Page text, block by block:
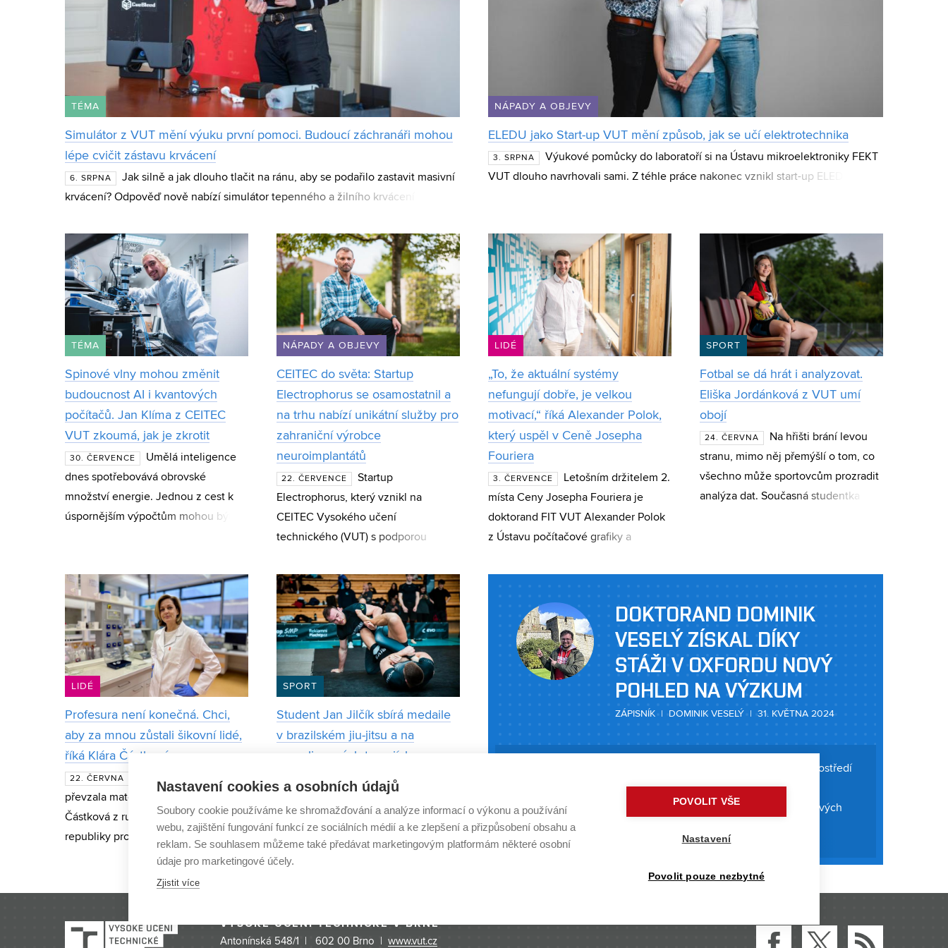
TÉMA
Simulátor z VUT mění výuku první pomoci. Budoucí záchranáři mohou
lépe cvičit zástavu krvácení
6. SRPNA
Jak silně a jak dlouho tlačit na ránu, aby se podařilo zastavit masivní
krvácení? Odpověď nově nabízí simulátor tepenného a žilního krvácení
NÁPADY A OBJEVY
ELEDU jako Start-up VUT mění způsob, jak se učí elektrotechnika
3. SRPNA
Výukové pomůcky do laboratoří si na Ústavu mikroelektroniky FEKT
VUT dlouho navrhovali sami. Z téhle práce nakonec vznikl start-up ELEDU, který
TÉMA
Spinové vlny mohou změnit
budoucnost AI i kvantových
počítačů. Jan Klíma z CEITEC
VUT zkoumá, jak je zkrotit
30. ČERVENCE
Umělá inteligence
dnes spotřebovává obrovské
množství energie. Jednou z cest k
úspornějším výpočtům mohou být
nové generace čipů i kvan
NÁPADY A OBJEVY
CEITEC do světa: Startup
Electrophorus se osamostatnil a
na trhu nabízí unikátní služby pro
zahraniční výrobce
neuroimplantátů
22. ČERVENCE
Startup
Electrophorus, který vznikl na
CEITEC Vysokého učení
technického (VUT) s podporou
Accelerator, se osamostatnil a dnes
působí jako technologická
společnost s mezináro
LIDÉ
„To, že aktuální systémy
nefungují dobře, je velkou
motivací,“ říká Alexander Polok,
který uspěl v Ceně Josepha
Fouriera
3. ČERVENCE
Letošním držitelem 2.
místa Ceny Josepha Fouriera je
doktorand FIT VUT Alexander Polok
z Ústavu počítačové grafiky a
studentů doktorského studia v oboru
počítačov
SPORT
Fotbal se dá hrát i analyzovat.
Eliška Jordánková z VUT umí
obojí
24. ČERVNA
Na hřišti brání levou
stranu, mimo něj přemýšlí o tom, co
všechno může sportovcům prozradit
analýza dat. Současná studentka
LIDÉ
Profesura není konečná. Chci,
aby za mnou zůstali šikovní lidé,
říká Klára Částková
22. ČERVNA
převzala materiálová vědkyně Klára
Částková z rukou prezidenta
republiky profesorský dekret, mnozí
ji varovali, že jde o kariérní vrchol, po
kterém „už to výš nejde“. Sama však
s ú
SPORT
Student Jan Jilčík sbírá medaile
v brazilském jiu-jitsu a na
grapplingových turnajích
Jan Jilčík
studuje magisterský obor
Elektrotechnická výroba a
nejlepší české závodníky ve své
DOKTORAND DOMINIK
VESELÝ ZÍSKAL DÍKY
STÁŽI V OXFORDU NOVÝ
POHLED NA VÝZKUM
ZÁPISNÍK | DOMINIK VESELÝ | 31. KVĚTNA 2024
Doktorand Ústavu chemie a technologie ochrany životního prostředí
Fakulty chemické VUT Dominik Veselý nedávno absolvoval
praktickou stáž v Oxfordu. Zde pracoval na výzkumu polovodivých
organických polymerů pro aplikaci v organických elektro-
chemických tranzistorech. Tato finální funkční zařízení jsou
VYSOKÉ UČENÍ TECHNICKÉ V BRNĚ
Antonínská 548/1 | 602 00 Brno | www.vut.cz
Nastavení cookies a osobních údajů
Soubory cookie používáme ke shromažďování a analýze informací o výkonu a používání
webu, zajištění fungování funkcí ze sociálních médií a ke zlepšení a přizpůsobení obsahu a
reklam. Se souhlasem můžeme také předávat marketingovým platformám některé osobní
údaje pro marketingové účely.
Zjistit více
POVOLIT VŠE
Nastavení
Povolit pouze nezbytné